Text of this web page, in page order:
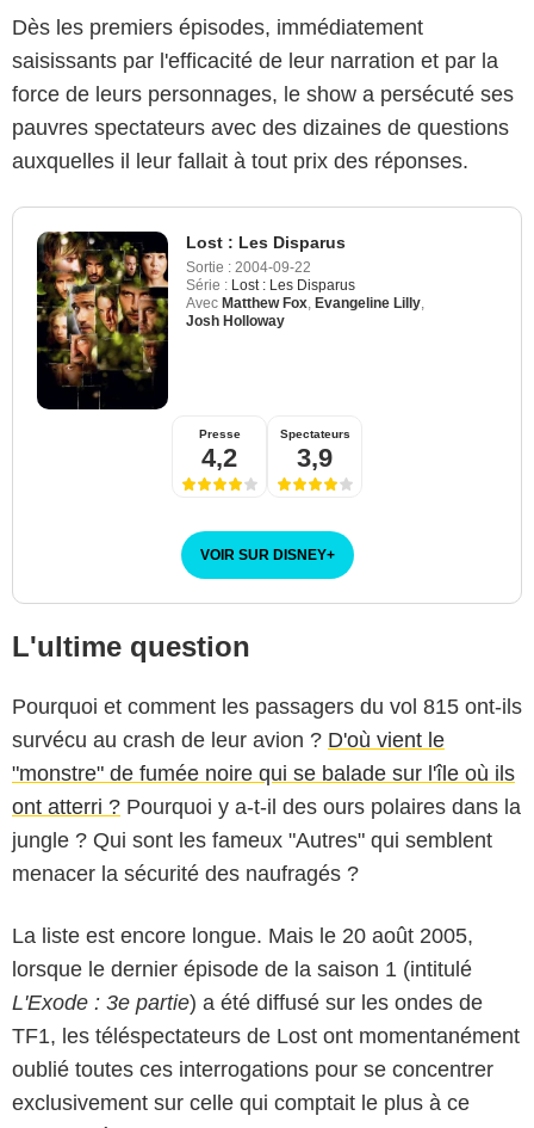
Dès les premiers épisodes, immédiatement
saisissants par l'efficacité de leur narration et par la
force de leurs personnages, le show a persécuté ses
pauvres spectateurs avec des dizaines de questions
auxquelles il leur fallait à tout prix des réponses.
Lost : Les Disparus
Sortie : 2004-09-22
Série : Lost : Les Disparus
Avec Matthew Fox Evangeline Lilly
Josh Holloway
Presse
4,2
Spectateurs
3,9
VOIR SUR DISNEY+
L'ultime question
Pourquoi et comment les passagers du vol 815 ont-ils
survécu au crash de leur avion ? D'où vient le
"monstre" de fumée noire qui se balade sur l'île où ils
ont atterri ? Pourquoi y a-t-il des ours polaires dans la
jungle ? Qui sont les fameux "Autres" qui semblent
menacer la sécurité des naufragés ?
La liste est encore longue. Mais le 20 août 2005,
lorsque le dernier épisode de la saison 1 (intitulé
L'Exode : 3e partie) a été diffusé sur les ondes de
TF1, les téléspectateurs de Lost ont momentanément
oublié toutes ces interrogations pour se concentrer
exclusivement sur celle qui comptait le plus à ce